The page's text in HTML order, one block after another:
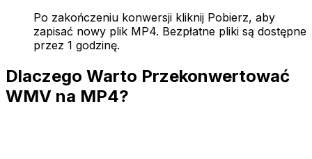
Po zakończeniu konwersji kliknij Pobierz, aby
zapisać nowy plik MP4. Bezpłatne pliki są dostępne
przez 1 godzinę.
Dlaczego Warto Przekonwertować
WMV na MP4?